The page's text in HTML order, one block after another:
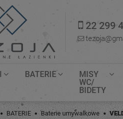
22 299
BATERIE
MISY
WC/
BIDETY
BATERIE Baterie umywalkowe